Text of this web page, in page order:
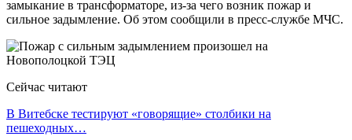
замыкание в трансформаторе, из-за чего возник пожар и
сильное задымление. Об этом сообщили в пресс-службе МЧС.
Сейчас читают
В Витебске тестируют «говорящие» столбики на
пешеходных…